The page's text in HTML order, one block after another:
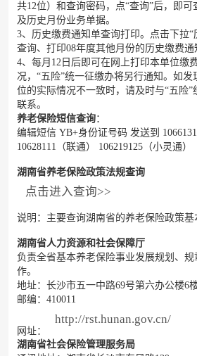
共12位）和查询密码，点“查询”后，即可
及历史月份业务单据。
3、历史缴费通知单查询打印。点击下拉“
查询、打印08年度其他月份的历史缴费通
4、每月12日后即可在网上打印本单位缴
况，“五险”统一征缴办将另行通知。如发
位的实际情况不一致时，请及时与“五险
联系。
养老保险短信查询：
编辑短信 YB+身份证号码 发送到
10628111（联通） 106219125（小灵通）
湖南省养老保险政策法规查询
点击进入查询>>
说明：主要查询湖南省的养老保险政策基
湖南省人力资源和社会保障厅
负责全省基本养老保险事业发展规划、
作。
地址：长沙市五一中路69号第六办公楼6
邮编：410011
网址：
http://rst.hunan.gov.cn/
湖南省社会保险管理服务局